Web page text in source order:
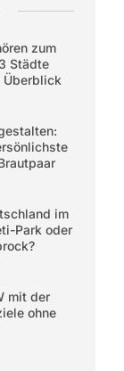
zum
Städte
Überblick
im
Park oder
mit der
ohne